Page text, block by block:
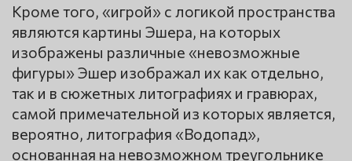
Кроме того, «игрой» с логикой пространства
являются картины Эшера, на которых
изображены различные «невозможные
фигуры» Эшер изображал их как отдельно,
так и в сюжетных литографиях и гравюрах,
самой примечательной из которых является,
вероятно, литография «Водопад»,
основанная на невозможном треугольнике